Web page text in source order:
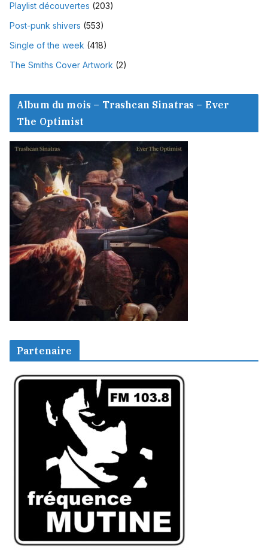
Playlist découvertes (203)
Post-punk shivers (553)
Single of the week (418)
The Smiths Cover Artwork (2)
Album du mois – Trashcan Sinatras – Ever
The Optimist
Partenaire